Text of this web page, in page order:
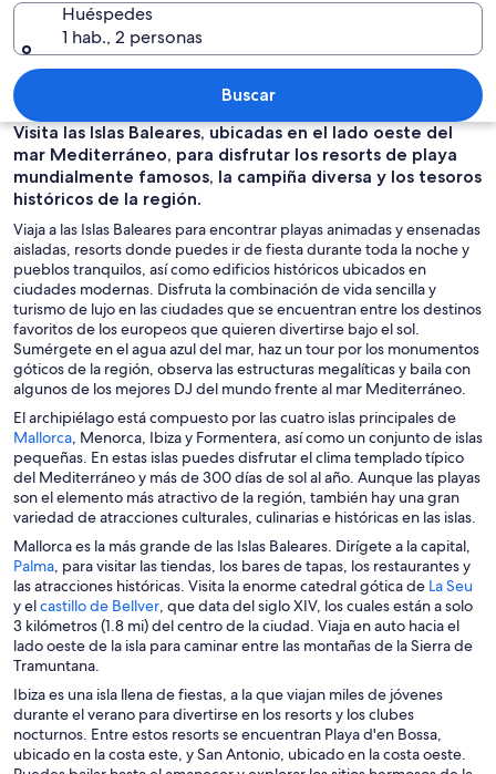
Concierto en interiores con mucha
Huéspedes
1 hab., 2 personas
Buscar
Visita las Islas Baleares, ubicadas en el lado oeste del
mar Mediterráneo, para disfrutar los resorts de playa
mundialmente famosos, la campiña diversa y los tesoros
históricos de la región.
Viaja a las Islas Baleares para encontrar playas animadas y ensenadas
aisladas, resorts donde puedes ir de fiesta durante toda la noche y
pueblos tranquilos, así como edificios históricos ubicados en
ciudades modernas. Disfruta la combinación de vida sencilla y
turismo de lujo en las ciudades que se encuentran entre los destinos
favoritos de los europeos que quieren divertirse bajo el sol.
Sumérgete en el agua azul del mar, haz un tour por los monumentos
góticos de la región, observa las estructuras megalíticas y baila con
algunos de los mejores DJ del mundo frente al mar Mediterráneo.
El archipiélago está compuesto por las cuatro islas principales de
MallorcaS
e
a
b
r
r
á
e
n
u
n
a
n
u
e
v
, Menorca, Ibiza y Formentera, así como un conjunto de islas
pequeñas. En estas islas puedes disfrutar el clima templado típico
del Mediterráneo y más de 300 días de sol al año. Aunque las playas
son el elemento más atractivo de la región, también hay una gran
variedad de atracciones culturales, culinarias e históricas en las islas.
Mallorca es la más grande de las Islas Baleares. Dirígete a la capital,
PalmaS
e
a
b
r
i
á
e
n
u
, para visitar las tiendas, los bares de tapas, los restaurantes y
las atracciones históricas. Visita la enorme catedral gótica de La Seu
e
b
y elcastillo de BellverS
e
a
i
r
á
e
, que data del siglo XIV, los cuales están a solo
3 kilómetros (1.8 mi) del centro de la ciudad. Viaja en auto hacia el
lado oeste de la isla para caminar entre las montañas de la Sierra de
Tramuntana.
Ibiza es una isla llena de fiestas, a la que viajan miles de jóvenes
durante el verano para divertirse en los resorts y los clubes
nocturnos. Entre estos resorts se encuentran Playa d'en Bossa,
ubicado en la costa este, y San Antonio, ubicado en la costa oeste.